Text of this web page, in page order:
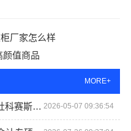
厂家怎么样
颜值商品
MORE+
大连mpacc考研辅导怎么样 社科赛斯会计专硕考研专注考研18年 2026-05-07 09:36:54